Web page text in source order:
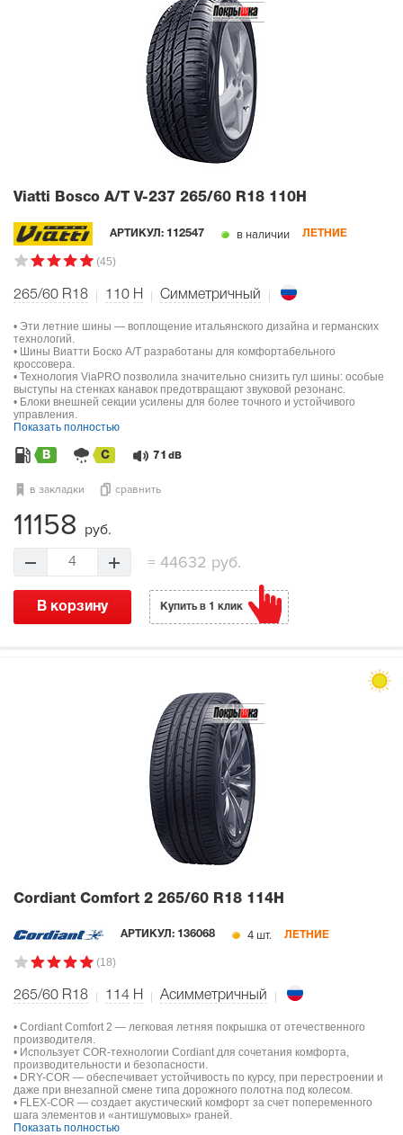
Viatti Bosco A/T V-237 265/60 R18 110H
АРТИКУЛ: 112547 в наличии ЛЕТНИЕ
(45)
265/60 R18 110 H Симметричный
• Эти летние шины — воплощение итальянского дизайна и германских
технологий.
• Шины Виатти Боско А/Т разработаны для комфортабельного
кроссовера.
• Технология ViaPRO позволила значительно снизить гул шины: особые
выступы на стенках канавок предотвращают звуковой резонанс.
• Блоки внешней секции усилены для более точного и устойчивого
управления.
Показать полностью
B C 71 dB
в закладки сравнить
11158 руб.
4 =44632 руб.
В корзину Купить в 1 клик
Cordiant Comfort 2 265/60 R18 114H
АРТИКУЛ: 136068 4 шт. ЛЕТНИЕ
(18)
265/60 R18 114 H Асимметричный
• Cordiant Comfort 2 — легковая летняя покрышка от отечественного
производителя.
• Использует COR-технологии Cordiant для сочетания комфорта,
производительности и безопасности.
• DRY-COR — обеспечивает устойчивость по курсу, при перестроении и
даже при внезапной смене типа дорожного полотна под колесом.
• FLEX-COR — создает акустический комфорт за счет попеременного
шага элементов и «антишумовых» граней.
Показать полностью